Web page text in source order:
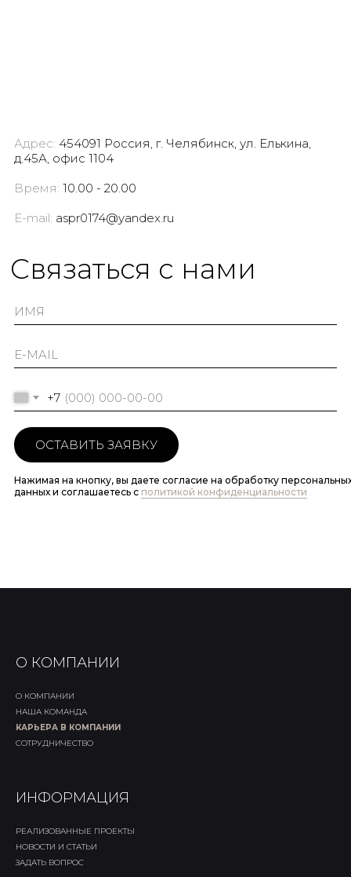
Адрес: 454091 Россия, г. Челябинск, ул. Елькина,
д.45А, офис 1104
Время: 10.00 - 20.00
E-mail: aspr0174@yandex.ru
Cвязаться с нами
+7
ОСТАВИТЬ ЗАЯВКУ
Нажимая на кнопку, вы даете согласие на обработку
данных и соглашаетесь c политикой конфиденциальности
О КОМПАНИИ
О КОМПАНИИ
НАША КОМАНДА
КАРЬЕРА В КОМПАНИИ
СОТРУДНИЧЕСТВО
ИНФОРМАЦИЯ
РЕАЛИЗОВАННЫЕ ПРОЕКТЫ
НОВОСТИ И СТАТЬИ
ЗАДАТЬ ВОПРОС